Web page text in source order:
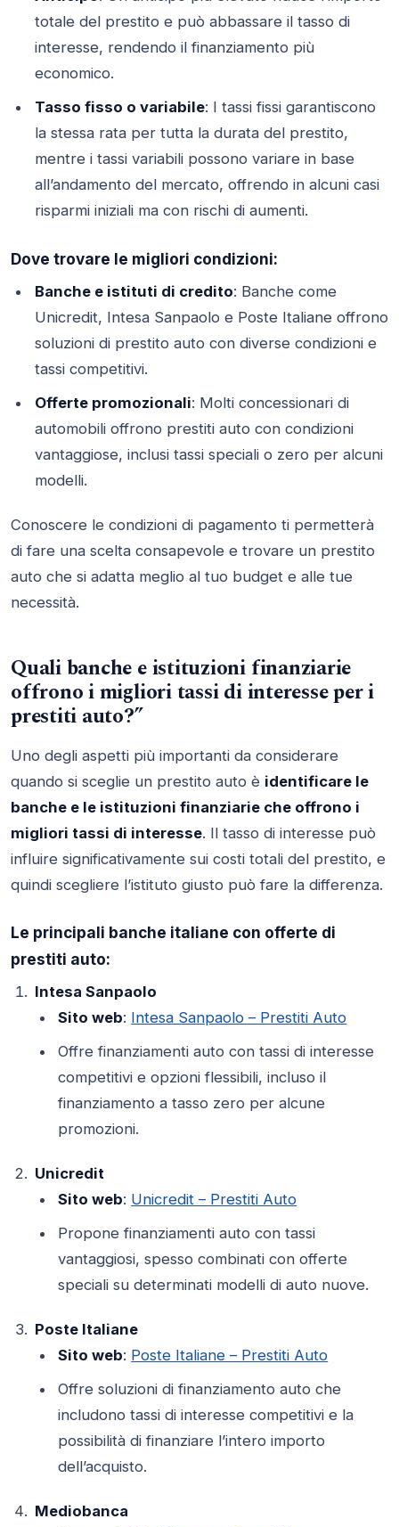
totale del prestito e può abbassare il tasso di
interesse, rendendo il finanziamento più
economico.
Tasso fisso o variabile: I tassi fissi garantiscono
la stessa rata per tutta la durata del prestito,
mentre i tassi variabili possono variare in base
all’andamento del mercato, offrendo in alcuni casi
risparmi iniziali ma con rischi di aumenti.
Dove trovare le migliori condizioni:
Banche e istituti di credito: Banche come
Unicredit, Intesa Sanpaolo e Poste Italiane offrono
soluzioni di prestito auto con diverse condizioni e
tassi competitivi.
Offerte promozionali: Molti concessionari di
automobili offrono prestiti auto con condizioni
vantaggiose, inclusi tassi speciali o zero per alcuni
modelli.
Conoscere le condizioni di pagamento ti permetterà
di fare una scelta consapevole e trovare un prestito
auto che si adatta meglio al tuo budget e alle tue
necessità.
Quali banche e istituzioni finanziarie
offrono i migliori tassi di interesse per i
prestiti auto?”
Uno degli aspetti più importanti da considerare
quando si sceglie un prestito auto è identificare le
banche e le istituzioni finanziarie che offrono i
migliori tassi di interesse. Il tasso di interesse può
influire significativamente sui costi totali del prestito, e
quindi scegliere l’istituto giusto può fare la differenza.
Le principali banche italiane con offerte di
prestiti auto:
Intesa Sanpaolo
Sito web: Intesa Sanpaolo – Prestiti Auto
Offre finanziamenti auto con tassi di interesse
competitivi e opzioni flessibili, incluso il
finanziamento a tasso zero per alcune
promozioni.
Unicredit
Sito web: Unicredit – Prestiti Auto
Propone finanziamenti auto con tassi
vantaggiosi, spesso combinati con offerte
speciali su determinati modelli di auto nuove.
Poste Italiane
Sito web: Poste Italiane – Prestiti Auto
Offre soluzioni di finanziamento auto che
includono tassi di interesse competitivi e la
possibilità di finanziare l’intero importo
dell’acquisto.
Mediobanca